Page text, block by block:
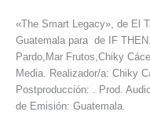
«The Smart Legacy», de El
Guatemala para de IF
Pardo,Mar Frutos,Chiky
Media. Realizador/a: Chiky
Postproducción: . Prod.
de Emisión: Guatemala.